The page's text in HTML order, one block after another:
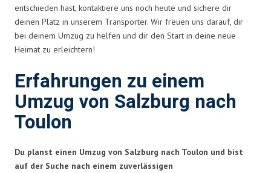
entschieden hast, kontaktiere uns noch heute und sichere dir
deinen Platz in unserem Transporter. Wir freuen uns darauf, dir
bei deinem Umzug zu helfen und dir den Start in deine neue
Heimat zu erleichtern!
Erfahrungen zu einem
Umzug von Salzburg nach
Toulon
Du planst einen Umzug von Salzburg nach Toulon und bist
auf der Suche nach einem zuverlässigen